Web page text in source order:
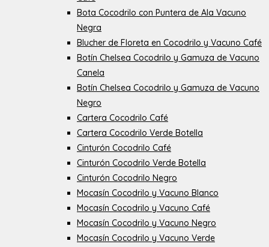
Bota Cocodrilo con Puntera de Ala Vacuno
Negra
Blucher de Floreta en Cocodrilo y Vacuno Café
Botín Chelsea Cocodrilo y Gamuza de Vacuno
Canela
Botín Chelsea Cocodrilo y Gamuza de Vacuno
Negro
Cartera Cocodrilo Café
Cartera Cocodrilo Verde Botella
Cinturón Cocodrilo Café
Cinturón Cocodrilo Verde Botella
Cinturón Cocodrilo Negro
Mocasín Cocodrilo y Vacuno Blanco
Mocasín Cocodrilo y Vacuno Café
Mocasín Cocodrilo y Vacuno Negro
Mocasín Cocodrilo y Vacuno Verde